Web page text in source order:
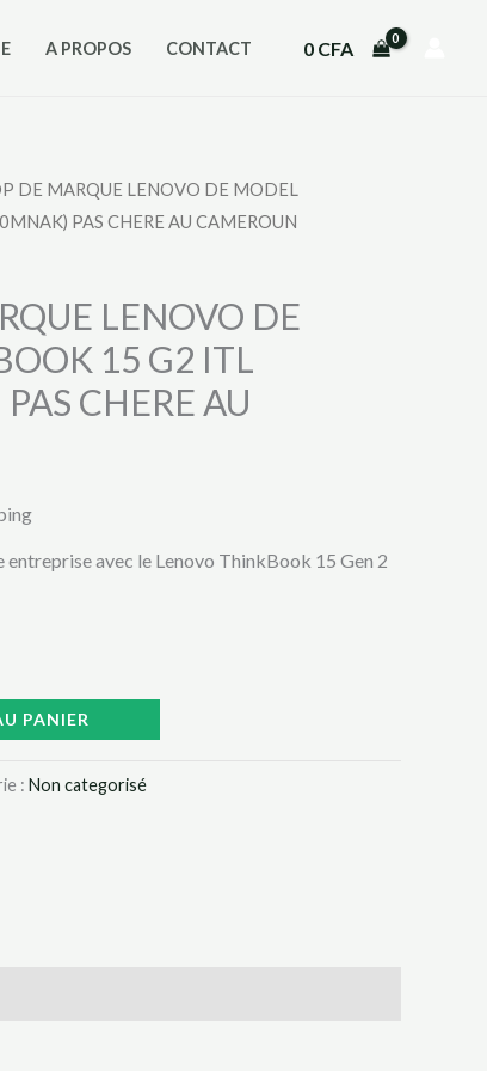
A PROPOS CONTACT 0 CFA
DE MARQUE LENOVO DE MODEL
PAS CHERE AU CAMEROUN
LENOVO DE
15 G2 ITL
CHERE AU
entreprise avec le Lenovo ThinkBook 15 Gen 2
PANIER
: Non categorisé